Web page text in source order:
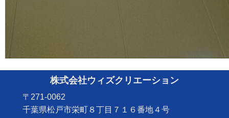
株式会社ウィズクリエーション
〒271-0062
千葉県松戸市栄町８丁目７１６番地４号